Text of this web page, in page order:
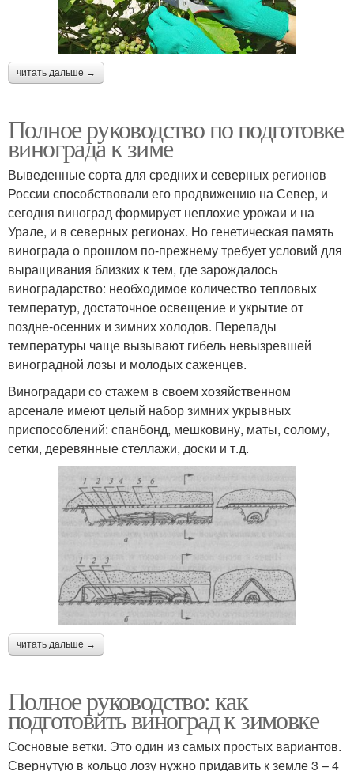
читать дальше →
Полное руководство по подготовке
винограда к зиме
Выведенные сорта для средних и северных регионов
России способствовали его продвижению на Север, и
сегодня виноград формирует неплохие урожаи и на
Урале, и в северных регионах. Но генетическая память
винограда о прошлом по-прежнему требует условий для
выращивания близких к тем, где зарождалось
виноградарство: необходимое количество тепловых
температур, достаточное освещение и укрытие от
поздне-осенних и зимних холодов. Перепады
температуры чаще вызывают гибель невызревшей
виноградной лозы и молодых саженцев.
Виноградари со стажем в своем хозяйственном
арсенале имеют целый набор зимних укрывных
приспособлений: спанбонд, мешковину, маты, солому,
сетки, деревянные стеллажи, доски и т.д.
читать дальше →
Полное руководство: как
подготовить виноград к зимовке
Сосновые ветки. Это один из самых простых вариантов.
Свернутую в кольцо лозу нужно придавить к земле 3 – 4